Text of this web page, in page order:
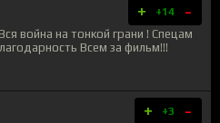
+ +14 -
война на тонкой грани ! Спецам
Всем за фильм!!!
+ +3 -